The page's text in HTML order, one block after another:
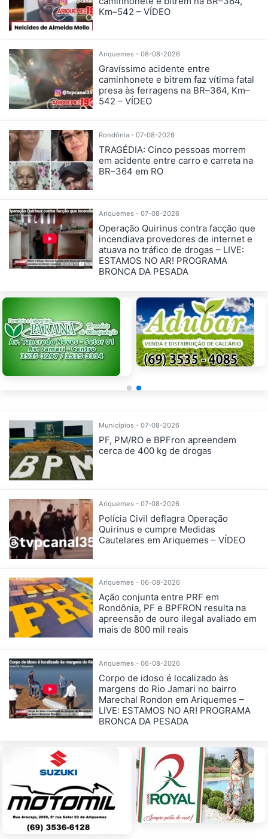
Km–542 – VÍDEO
Ariquemes - 08-08-2026
Gravíssimo acidente entre
caminhonete e bitrem faz vítima fatal
presa às ferragens na BR–364, Km–
542 – VÍDEO
Rondônia - 07-08-2026
TRAGÉDIA: Cinco pessoas morrem
em acidente entre carro e carreta na
BR–364 em RO
Ariquemes - 07-08-2026
Operação Quirinus contra facção que
incendiava provedores de internet e
atuava no tráfico de drogas – LIVE:
ESTAMOS NO AR! PROGRAMA
BRONCA DA PESADA
Municípios - 07-08-2026
PF, PM/RO e BPFron apreendem
cerca de 400 kg de drogas
Ariquemes - 07-08-2026
Polícia Civil deflagra Operação
Quirinus e cumpre Medidas
Cautelares em Ariquemes – VÍDEO
Ariquemes - 06-08-2026
Ação conjunta entre PRF em
Rondônia, PF e BPFRON resulta na
apreensão de ouro ilegal avaliado em
mais de 800 mil reais
Ariquemes - 06-08-2026
Corpo de idoso é localizado às
margens do Rio Jamari no bairro
Marechal Rondon em Ariquemes –
LIVE: ESTAMOS NO AR! PROGRAMA
BRONCA DA PESADA